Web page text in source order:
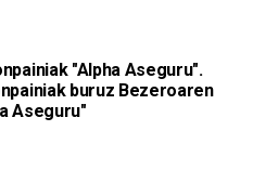
"Alpha Aseguru".
buruz Bezeroaren
Aseguru"